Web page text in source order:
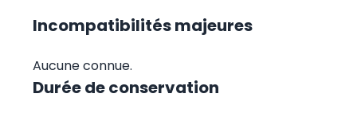
Incompatibilités majeures
Aucune connue.
Durée de conservation